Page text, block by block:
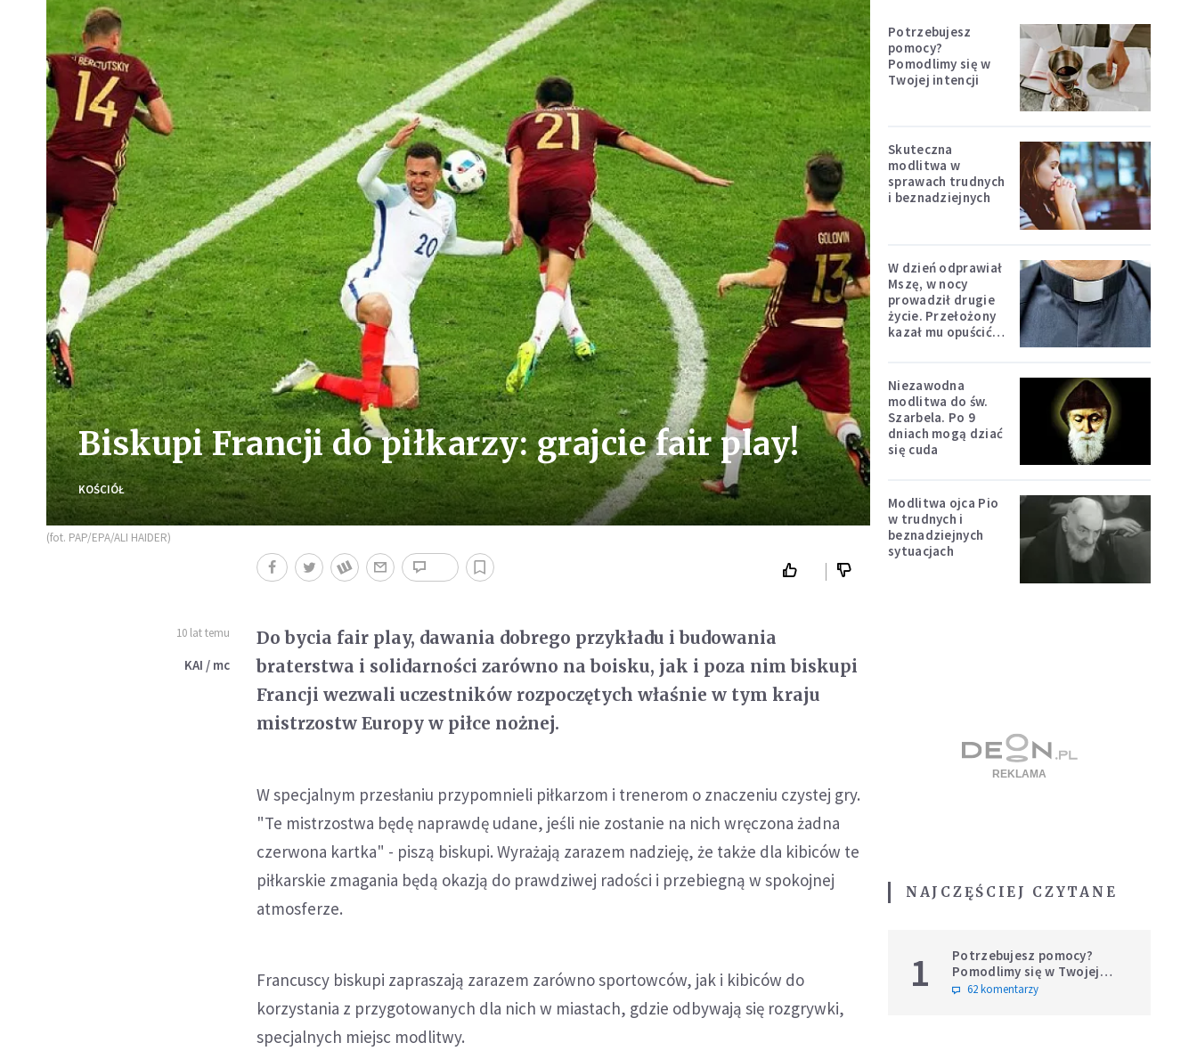
Biskupi Francji do piłkarzy: grajcie fair play!
KOŚCIÓŁ
(fot. PAP/EPA/ALI HAIDER)
10 lat temu
KAI / mc
Do bycia fair play, dawania dobrego przykładu i budowania
braterstwa i solidarności zarówno na boisku, jak i poza nim biskupi
Francji wezwali uczestników rozpoczętych właśnie w tym kraju
mistrzostw Europy w piłce nożnej.
W specjalnym przesłaniu przypomnieli piłkarzom i trenerom o znaczeniu czystej gry.
"Te mistrzostwa będę naprawdę udane, jeśli nie zostanie na nich wręczona żadna
czerwona kartka" - piszą biskupi. Wyrażają zarazem nadzieję, że także dla kibiców te
piłkarskie zmagania będą okazją do prawdziwej radości i przebiegną w spokojnej
atmosferze.
Francuscy biskupi zapraszają zarazem zarówno sportowców, jak i kibiców do
korzystania z przygotowanych dla nich w miastach, gdzie odbywają się rozgrywki,
specjalnych miejsc modlitwy.
Potrzebujesz
pomocy?
Pomodlimy się w
Twojej intencji
Skuteczna
modlitwa w
sprawach trudnych
i beznadziejnych
W dzień odprawiał
Mszę, w nocy
prowadził drugie
życie. Przełożony
kazał mu opuścić
Niezawodna
modlitwa do św.
Szarbela. Po 9
dniach mogą dziać
się cuda
Modlitwa ojca Pio
w trudnych i
beznadziejnych
sytuacjach
NAJCZĘŚCIEJ CZYTANE
1
Potrzebujesz pomocy?
Pomodlimy się w Twojej
intencji
62 komentarzy